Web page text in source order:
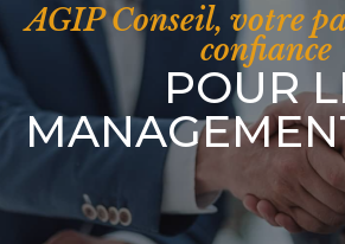
AGIP Conseil, votre
confiance
POUR